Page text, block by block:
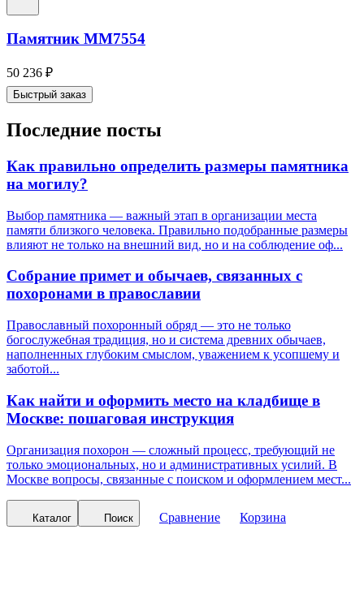
Памятник ММ7554
50 236 ₽
Быстрый заказ
Последние посты
Как правильно определить размеры памятника
на могилу?
Выбор памятника — важный этап в организации места
памяти близкого человека. Правильно подобранные размеры
влияют не только на внешний вид, но и на соблюдение оф...
Собрание примет и обычаев, связанных с
похоронами в православии
Православный похоронный обряд — это не только
богослужебная традиция, но и система древних обычаев,
наполненных глубоким смыслом, уважением к усопшему и
заботой...
Как найти и оформить место на кладбище в
Москве: пошаговая инструкция
Организация похорон — сложный процесс, требующий не
только эмоциональных, но и административных усилий. В
Москве вопросы, связанные с поиском и оформлением мест...
Каталог Поиск Сравнение Корзина